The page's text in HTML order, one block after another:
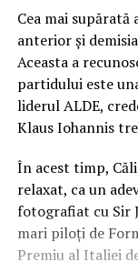
Cea mai supărată
anterior şi
Aceasta a
partidului este
liderul ALDE,
Klaus Iohannis
În acest timp,
relaxat, ca un
fotografiat cu Sir
mari piloţi de
Premiu al Italiei